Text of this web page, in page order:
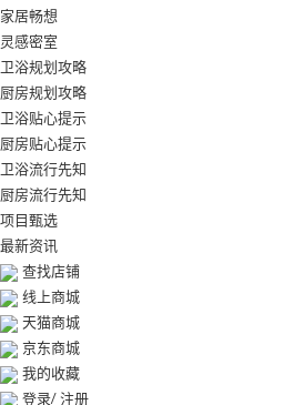
家居畅想
灵感密室
卫浴规划攻略
厨房规划攻略
卫浴贴心提示
厨房贴心提示
卫浴流行先知
厨房流行先知
项目甄选
最新资讯
查找店铺
线上商城
天猫商城
京东商城
我的收藏
登录/注册